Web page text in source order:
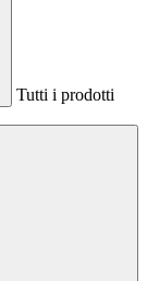
Tutti i prodotti